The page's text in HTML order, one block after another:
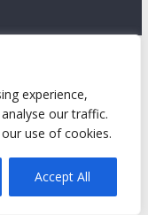
experience,
our traffic.
use of cookies.
Accept All